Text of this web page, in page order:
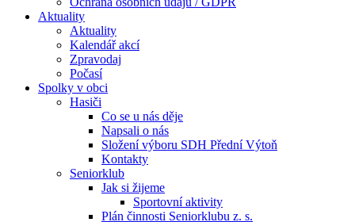
Aktuality
Aktuality
Kalendář akcí
Zpravodaj
Počasí
Spolky v obci
Hasiči
Co se u nás děje
Napsali o nás
Složení výboru SDH Přední Výtoň
Kontakty
Seniorklub
Jak si žijeme
Sportovní aktivity
Plán činnosti Seniorklubu z. s.